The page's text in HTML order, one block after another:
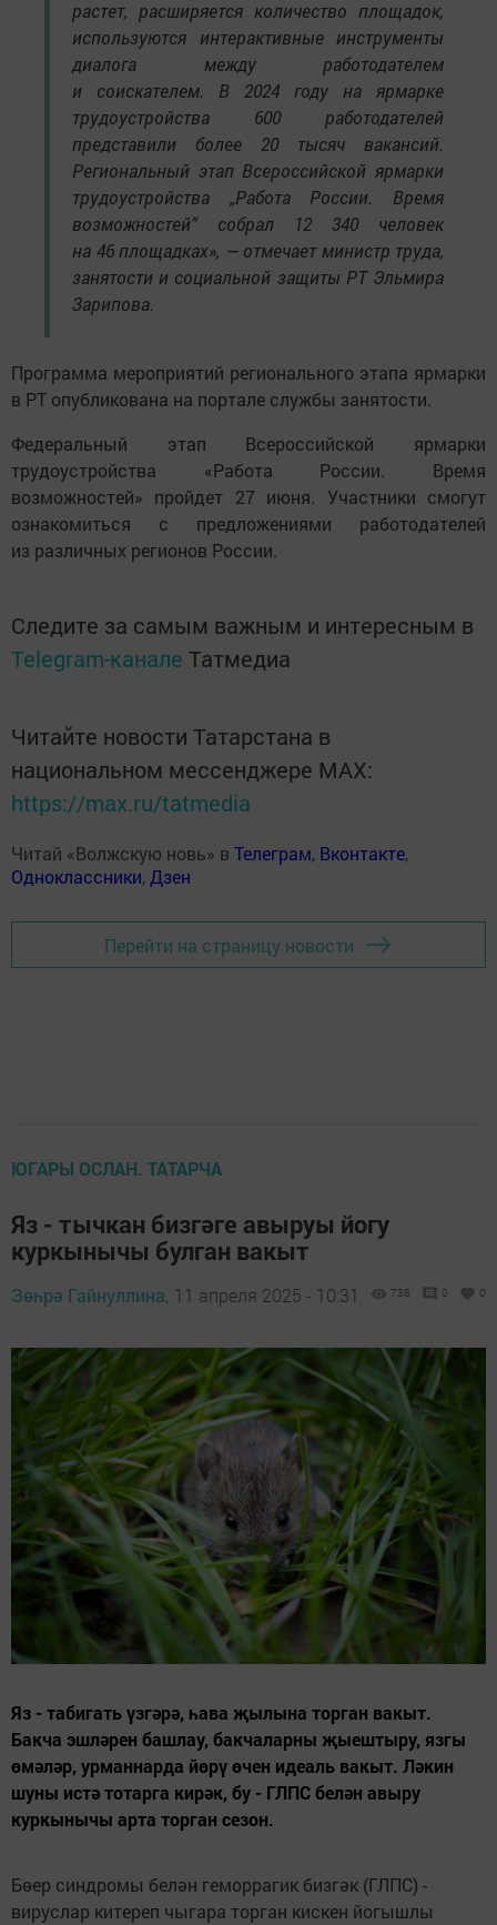
растет, расширяется количество площадок,
используются интерактивные инструменты
диалога между работодателем
и соискателем. В 2024 году на ярмарке
трудоустройства 600 работодателей
представили более 20 тысяч вакансий.
Региональный этап Всероссийской ярмарки
трудоустройства „Работа России. Время
возможностей“ собрал 12 340 человек
на 46 площадках», — отмечает министр труда,
занятости и социальной защиты РТ Эльмира
Зарипова.
Программа мероприятий регионального этапа ярмарки
в РТ опубликована на портале службы занятости.
Федеральный этап Всероссийской ярмарки
трудоустройства «Работа России. Время
возможностей» пройдет 27 июня. Участники смогут
ознакомиться с предложениями работодателей
из различных регионов России.
Следите за самым важным и интересным в
Telegram-канале Татмедиа
Читайте новости Татарстана в
национальном мессенджере MАХ:
https://max.ru/tatmedia
Читай «Волжскую новь» в Телеграм, Вконтакте,
Одноклассники, Дзен
Перейти на страницу новости
ЮГАРЫ ОСЛАН. ТАТАРЧА
Яз - тычкан бизгәге авыруы йогу
куркынычы булган вакыт
Зөһрә Гайнуллина, 11 апреля 2025 - 10:31 738 0 0
Яз - табигать үзгәрә, һава җылына торган вакыт.
Бакча эшләрен башлау, бакчаларны җыештыру, язгы
өмәләр, урманнарда йөрү өчен идеаль вакыт. Ләкин
шуны истә тотарга кирәк, бу - ГЛПС белән авыру
куркынычы арта торган сезон.
Бөер синдромы белән геморрагик бизгәк (ГЛПС) -
вируслар китереп чыгара торган кискен йогышлы